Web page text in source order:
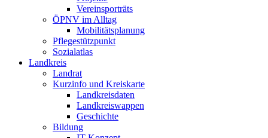
Vereinsporträts
ÖPNV im Alltag
Mobilitätsplanung
Pflegestützpunkt
Sozialatlas
Landkreis
Landrat
Kurzinfo und Kreiskarte
Landkreisdaten
Landkreiswappen
Geschichte
Bildung